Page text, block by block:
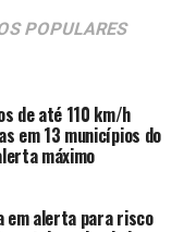
POPULARES
de até 110 km/h
em 13 municípios do
máximo
em alerta para risco